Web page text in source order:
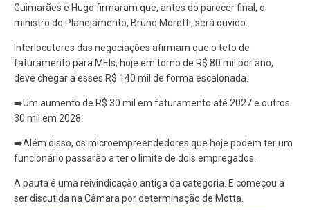
Guimarães e Hugo firmaram que, antes do parecer final, o
ministro do Planejamento, Bruno Moretti, será ouvido.
Interlocutores das negociações afirmam que o teto de
faturamento para MEIs, hoje em torno de R$ 80 mil por ano,
deve chegar a esses R$ 140 mil de forma escalonada.
➡️Um aumento de R$ 30 mil em faturamento até 2027 e outros
30 mil em 2028.
➡️Além disso, os microempreendedores que hoje podem ter um
funcionário passarão a ter o limite de dois empregados.
A pauta é uma reivindicação antiga da categoria. E começou a
ser discutida na Câmara por determinação de Motta.